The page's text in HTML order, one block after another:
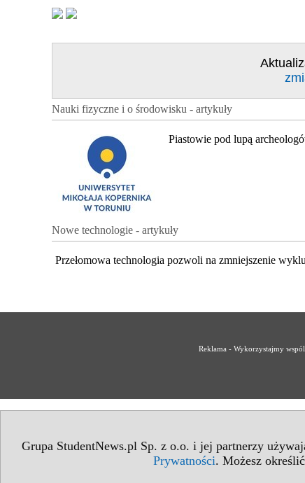
Grupa StudentNews.pl Sp. z o.o. i jej partnerzy
Prywatności. Możesz
Nauki fizyczne i o środowisku - artykuły
Piastowie pod lupą
Nowe technologie - artykuły
Przełomowa technologia pozwoli na zmniejszenie
Reklama - Wykorzystajmy